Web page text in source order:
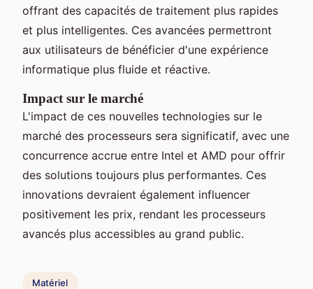
offrant des capacités de traitement plus rapides
et plus intelligentes. Ces avancées permettront
aux utilisateurs de bénéficier d'une expérience
informatique plus fluide et réactive.
Impact sur le marché
L'impact de ces nouvelles technologies sur le
marché des processeurs sera significatif, avec une
concurrence accrue entre Intel et AMD pour offrir
des solutions toujours plus performantes. Ces
innovations devraient également influencer
positivement les prix, rendant les processeurs
avancés plus accessibles au grand public.
Matériel